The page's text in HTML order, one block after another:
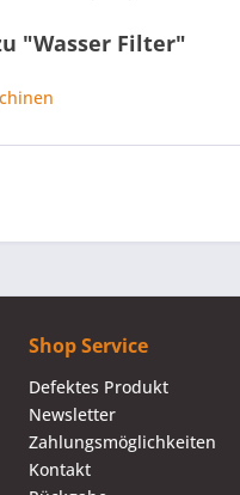
"Wasser Filter"
Shop Service
Defektes Produkt
Newsletter
Zahlungsmöglichkeiten
Kontakt